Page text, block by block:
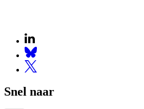
Snel naar